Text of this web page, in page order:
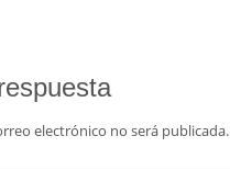
electrónico no será publicada.